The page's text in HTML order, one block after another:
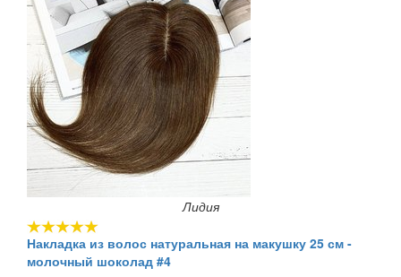
Лидия
Накладка из волос натуральная на макушку 25 см -
молочный шоколад #4